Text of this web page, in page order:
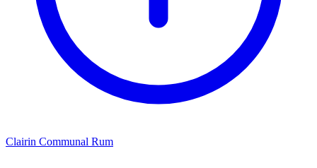
Clairin Communal Rum